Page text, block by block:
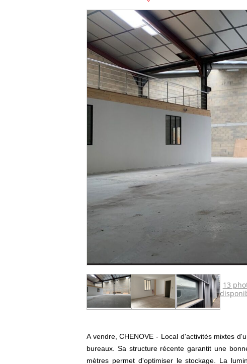
13
A vendre, CHENOVE - Local d'activités mixtes
bureaux. Sa structure récente garantit une
mètres permet d'optimiser le stockage. La